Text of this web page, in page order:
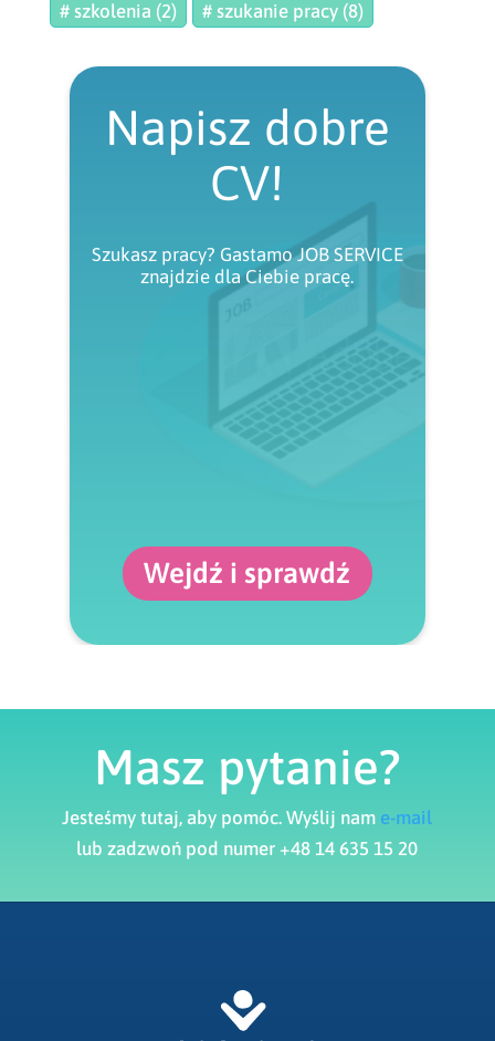
# szkolenia (2) # szukanie pracy (8)
Napisz dobre
CV!
Szukasz pracy? Gastamo JOB SERVICE
znajdzie dla Ciebie pracę.
Wejdź i sprawdź
Masz pytanie?
Jesteśmy tutaj, aby pomóc. Wyślij nam e-mail
lub zadzwoń pod numer +48 14 635 15 20